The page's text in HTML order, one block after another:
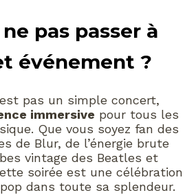
pas passer à
événement ?
pas un simple concert,
immersive pour tous les
Que vous soyez fan des
de Blur, de l’énergie brute
vintage des Beatles et
soirée est une célébration
dans toute sa splendeur.